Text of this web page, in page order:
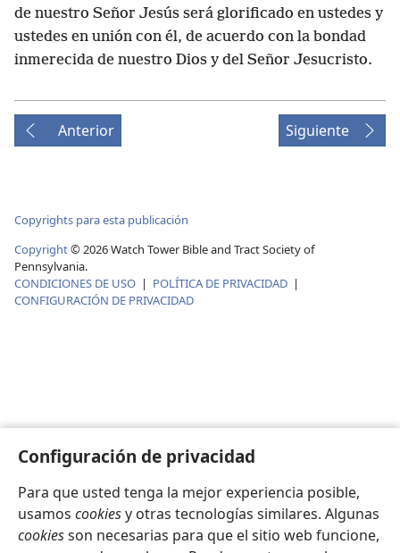
Configuración de privacidad
Para que usted tenga la mejor experiencia posible,
usamos cookiesy otras tecnologías similares. Algunas
cookiesson necesarias para que el sitio web funcione,
de nuestro Señor Jesús será glorificado en ustedes y
ustedes en unión con él, de acuerdo con la bondad
inmerecida de nuestro Dios y del Señor Jesucristo.
Anterior Siguiente
Copyrights para esta publicación
Copyright© 2026Watch Tower Bible and Tract Society of
Pennsylvania.
CONDICIONES DE USO | POLÍTICA DE PRIVACIDAD |
CONFIGURACIÓN DE PRIVACIDAD